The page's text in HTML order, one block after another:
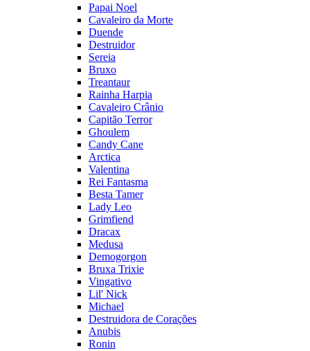
Papai Noel
Cavaleiro da Morte
Duende
Destruidor
Sereia
Bruxo
Treantaur
Rainha Harpia
Cavaleiro Crânio
Capitão Terror
Ghoulem
Candy Cane
Arctica
Valentina
Rei Fantasma
Besta Tamer
Lady Leo
Grimfiend
Dracax
Medusa
Demogorgon
Bruxa Trixie
Vingativo
Lil' Nick
Michael
Destruidora de Corações
Anubis
Ronin